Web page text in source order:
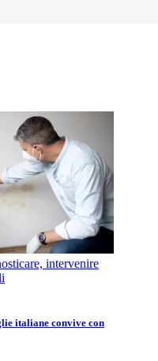
intervenire
italiane convive con